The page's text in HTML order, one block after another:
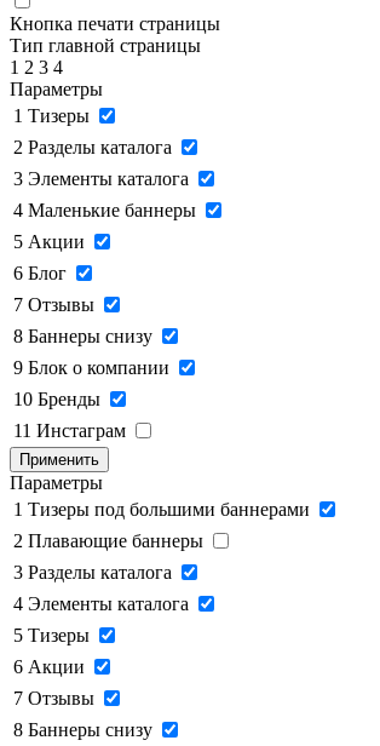
Кнопка печати страницы
Тип главной страницы
1 2 3 4
Параметры
1 Тизеры
2 Разделы каталога
3 Элементы каталога
4 Маленькие баннеры
5 Акции
6 Блог
7 Отзывы
8 Баннеры снизу
9 Блок о компании
10 Бренды
11 Инстаграм
Применить
Параметры
1 Тизеры под большими баннерами
2 Плавающие баннеры
3 Разделы каталога
4 Элементы каталога
5 Тизеры
6 Акции
7 Отзывы
8 Баннеры снизу